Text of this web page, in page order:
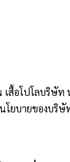
สื้อโปโลบริษัท
โยบายของบริษั